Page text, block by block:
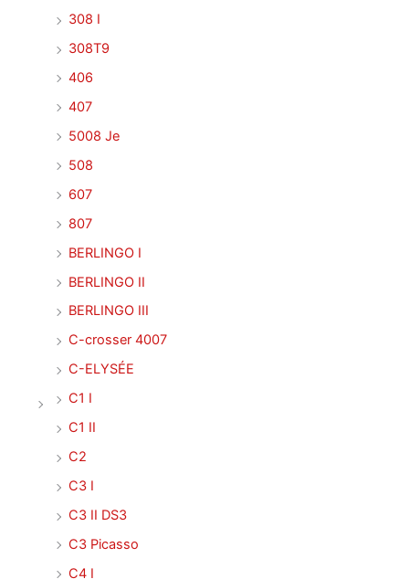
308 I
308T9
406
407
5008 Je
508
607
807
BERLINGO I
BERLINGO II
BERLINGO III
C-crosser 4007
C-ELYSÉE
C1 I
C1 II
C2
C3 I
C3 II DS3
C3 Picasso
C4 I